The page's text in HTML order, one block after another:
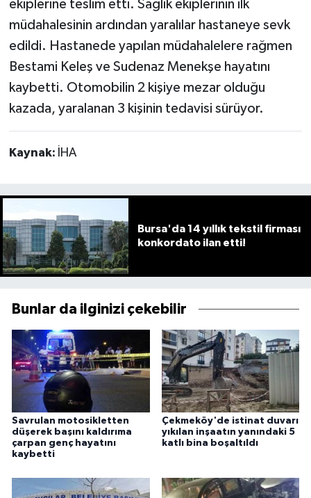
ekiplerine teslim etti. Sağlık ekiplerinin ilk
müdahalesinin ardından yaralılar hastaneye sevk
edildi. Hastanede yapılan müdahalelere rağmen
Bestami Keleş ve Sudenaz Menekşe hayatını
kaybetti. Otomobilin 2 kişiye mezar olduğu
kazada, yaralanan 3 kişinin tedavisi sürüyor.
Kaynak: İHA
Bursa'da 14 yıllık tekstil firması
konkordato ilan etti!
Bunlar da ilginizi çekebilir
Savrulan motosikletten
düşerek başını kaldırıma
çarpan genç hayatını
kaybetti
Çekmeköy'de istinat duvarı
yıkılan inşaatın yanındaki 5
katlı bina boşaltıldı